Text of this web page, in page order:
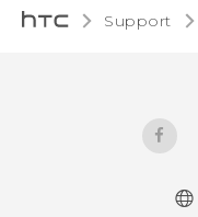
Support